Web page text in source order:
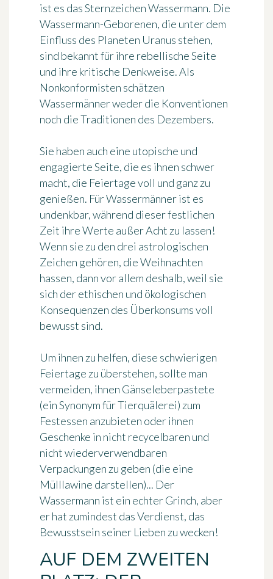
ist es das Sternzeichen Wassermann. Die
Wassermann-Geborenen, die unter dem
Einfluss des Planeten Uranus stehen,
sind bekannt für ihre rebellische Seite
und ihre kritische Denkweise. Als
Nonkonformisten schätzen
Wassermänner weder die Konventionen
noch die Traditionen des Dezembers.
Sie haben auch eine utopische und
engagierte Seite, die es ihnen schwer
macht, die Feiertage voll und ganz zu
genießen. Für Wassermänner ist es
undenkbar, während dieser festlichen
Zeit ihre Werte außer Acht zu lassen!
Wenn sie zu den drei astrologischen
Zeichen gehören, die Weihnachten
hassen, dann vor allem deshalb, weil sie
sich der ethischen und ökologischen
Konsequenzen des Überkonsums voll
bewusst sind.
Um ihnen zu helfen, diese schwierigen
Feiertage zu überstehen, sollte man
vermeiden, ihnen Gänseleberpastete
(ein Synonym für Tierquälerei) zum
Festessen anzubieten oder ihnen
Geschenke in nicht recycelbaren und
nicht wiederverwendbaren
Verpackungen zu geben (die eine
Mülllawine darstellen)... Der
Wassermann ist ein echter Grinch, aber
er hat zumindest das Verdienst, das
Bewusstsein seiner Lieben zu wecken!
AUF DEM ZWEITEN